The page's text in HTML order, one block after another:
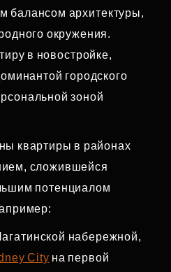
балансом архитектуры,
окружения.
в новостройке,
городского
зоной
квартиры в районах
сложившейся
потенциалом
набережной,
City на первой